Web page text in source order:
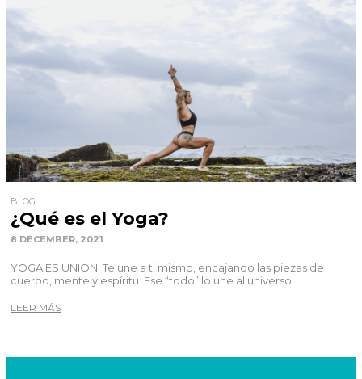
BLOG
¿Qué es el Yoga?
8 DECEMBER, 2021
YOGA ES UNION. Te une a ti mismo, encajando las piezas de
cuerpo, mente y espíritu. Ese “todo” lo une al universo. ...
LEER MÁS